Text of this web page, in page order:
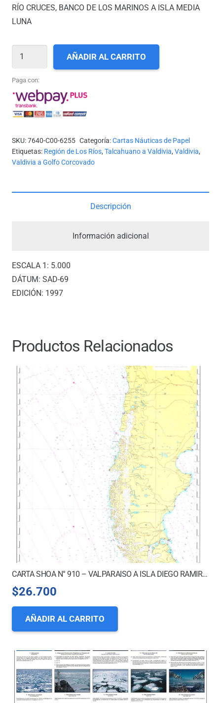
RÍO CRUCES, BANCO DE LOS MARINOS A ISLA MEDIA
LUNA
CARTA
N°
6255
RÍO
BANCO
DE
AÑADIR AL CARRITO
Paga con:
SKU:7640-C00-6255 Categoría:Cartas Náuticas de Papel
Etiquetas: Región de Los Ríos, Talcahuano a Valdivia, Valdivia,
Valdivia a Golfo Corcovado
Descripción
Información adicional
ESCALA 1: 5.000
DÁTUM: SAD-69
EDICIÓN: 1997
Productos Relacionados
CARTA SHOA N° 910 – VALPARAISO A ISLA DIEGO RAMIREZ
$26.700
AÑADIR AL CARRITO